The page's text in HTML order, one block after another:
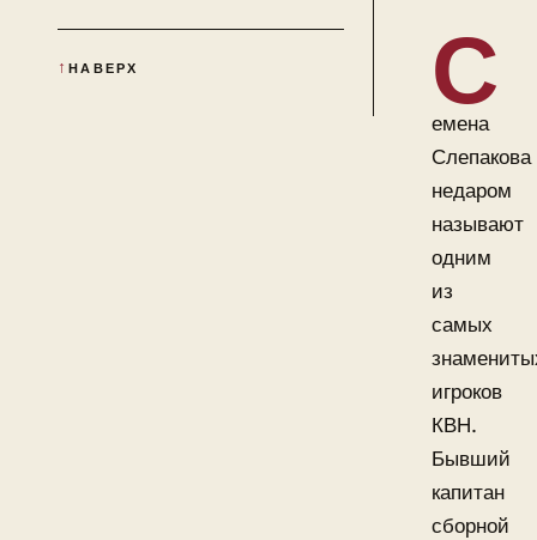
НАВЕРХ С
емена
Слепакова
недаром
называют
одним
из
самых
игроков
КВН.
Бывший
капитан
сборной